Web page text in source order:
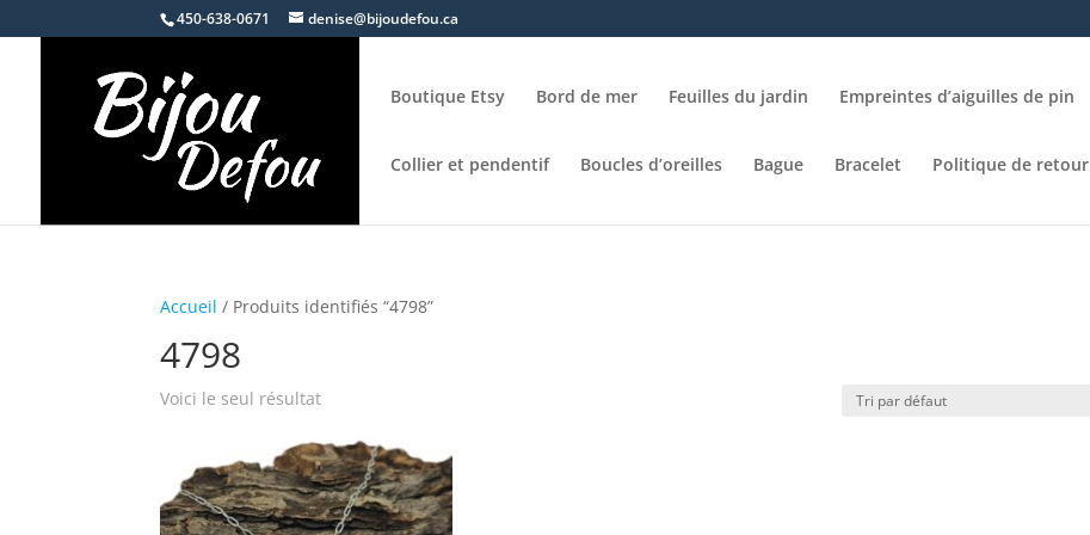
450-638-0671 denise@bijoudefou.ca
Boutique Etsy Bord de mer Feuilles du jardin Empreintes d’aiguilles de pin
Collier et pendentif Boucles d’oreilles Bague Bracelet Politique de retour
Accueil / Produits identifiés “4798”
4798
Voici le seul résultat